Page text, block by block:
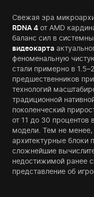
Свежая эра
RDNA 4 от AMD
баланс сил в
видеокарта
феноменальную
стали примерно в
предшественников
технологий
традиционной
поколенческий
от 11 до 30 процентов
модели. Тем не
архитектурные блоки
сложнейшие
недостижимой ранее
представление об